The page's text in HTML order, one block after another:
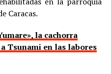
Caracas.
la cachorra
Tsunami en las labores